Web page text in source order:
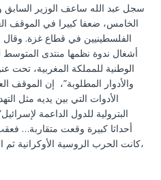
سجل عبد الله ساعف الوزير السابق
الخامس، ضعفا كبيرا في الموقف
الفلسطينيين في قطاع غزة.
أشغال ندوة نظمها منتدى المتوسط
الوطنية للمملكة المغربية، تحت
والأدوار المطلوبة”، إن الموقف
الأدوات التي بين يديه مثل
البترولية للدول الداعمة
أحداثا كبيرة وقعت متقاربة…
كانت الحرب الروسية الأوكرانية ثم العدوان الإسرائيلي على قطاع غزة،